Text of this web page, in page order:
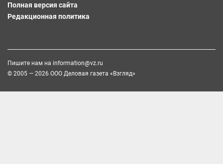
Полная версия сайта
Редакционная политика
Пишите нам на information@vz.ru
© 2005 — 2026 ООО Деловая газета «Взгляд»